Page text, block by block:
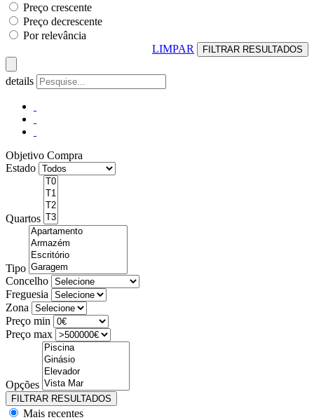
Preço crescente
Preço decrescente
Por relevância
LIMPAR
details
Objetivo Compra
Estado
Quartos
Tipo
Concelho
Freguesia
Zona
Preço min
Preço max
Opções
Mais recentes